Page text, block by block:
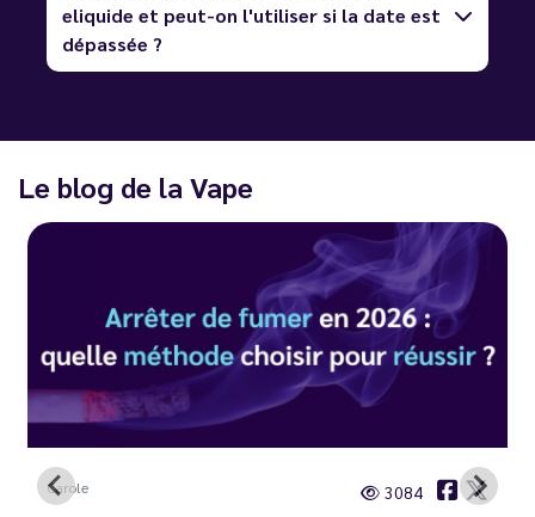
eliquide et peut-on l'utiliser si la date est
dépassée ?
Le blog de la Vape
Carole 3084